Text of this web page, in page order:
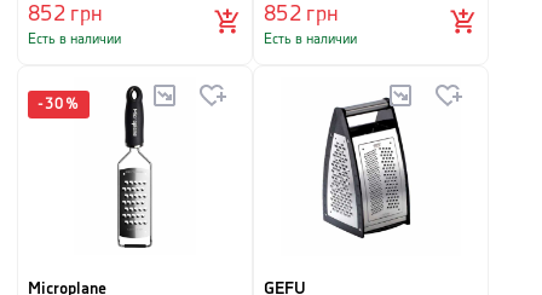
852 грн
Есть в наличии
852 грн
Есть в наличии
-30 %
Microplane
GEFU